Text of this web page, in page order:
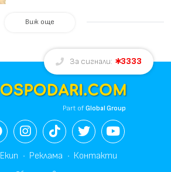
Виж още
За сигнали: 3333
Part ofGlobal Group
Екип Реклама Контакти